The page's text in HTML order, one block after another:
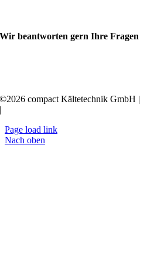
Wir beantworten gern Ihre Fragen
©2026 compact Kältetechnik GmbH |
|
Page load link
Nach oben